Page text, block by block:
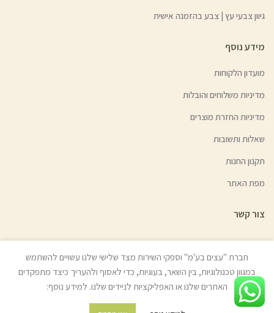
גיוון צבעי עץ | צבע בהזמנה אישית
מידע נוסף
מועדון הלקוחות
מדיניות משלוחים והובלות
מדיניות החזרת מוצרים
שאלות ותשובות
תקנון החנות
מפת האתר
צור קשר
© כל הזכויות שמורות לעצים בע"מ (איתן טל) 2022 | האתר נבנה ע״י
בניית אתרים
חברת "עצים בע'מ" וספקי השירות מצד שלישי שלנו עשויים להשתמש
במגוון טכנולוגיות, בין השאר, בעוגיות, כדי לאסוף ולהעריך כיצד מתפקדים
האתרים שלנו או האפליקציות לניידים שלנו. למידע נוסף: